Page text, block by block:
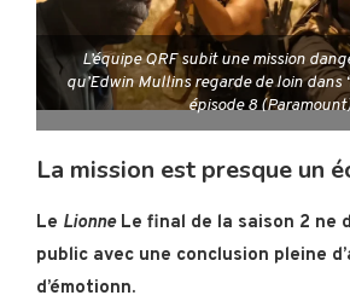
L’équipe QRF subit une mission
qu’Edwin Mullins regarde de loin dans
épisode 8
La mission est presque un
Le LionneLe final de la saison 2 ne
public avec une conclusion pleine
d’émotionn.